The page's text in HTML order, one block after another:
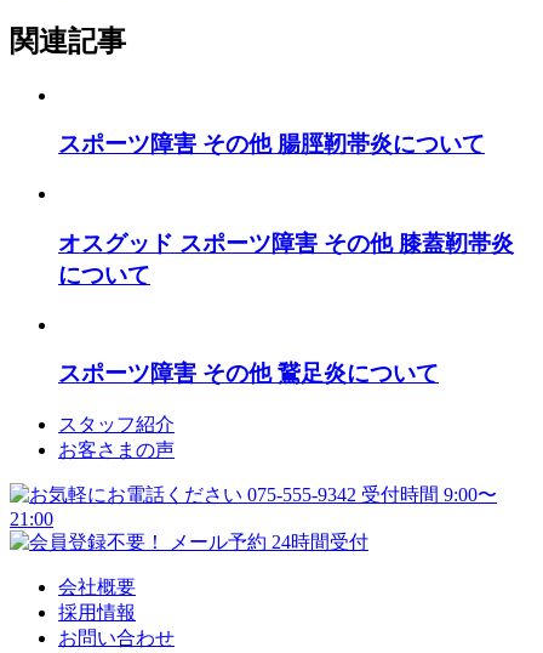
関連記事
スポーツ障害 その他 腸脛靭帯炎について
オスグッド スポーツ障害 その他 膝蓋靭帯炎
について
スポーツ障害 その他 鵞足炎について
スタッフ紹介
お客さまの声
会社概要
採用情報
お問い合わせ